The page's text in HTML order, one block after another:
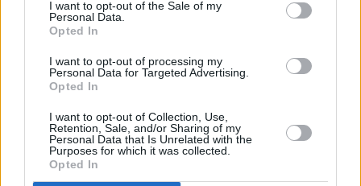
cualquier momento entrando de nuevo en este sitio web o
visitando nuestra política de privacidad.
I want to opt-out of the Sale of my
Personal Data.
Opted In
I want to opt-out of processing my
Personal Data for Targeted Advertising.
Opted In
I want to opt-out of Collection, Use,
Retention, Sale, and/or Sharing of my
Personal Data that Is Unrelated with the
Purposes for which it was collected.
Opted In